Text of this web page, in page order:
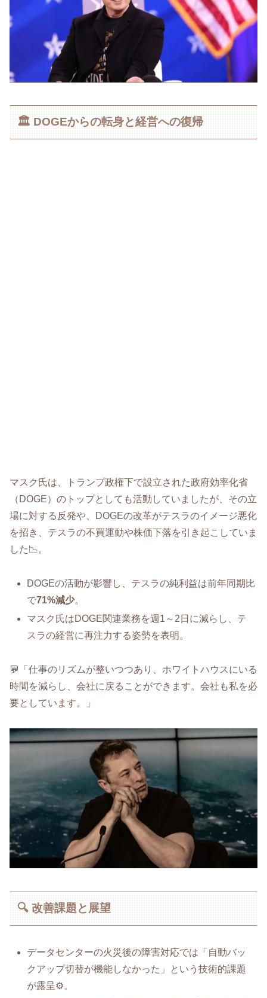
🏛️ DOGEからの転身と経営への復帰
マスク氏は、トランプ政権下で設立された政府効率化省
（DOGE）のトップとしても活動していましたが、その立
場に対する反発や、DOGEの改革がテスラのイメージ悪化
を招き、テスラの不買運動や株価下落を引き起こしていま
した📉。
DOGEの活動が影響し、テスラの純利益は前年同期比
で71%減少。
マスク氏はDOGE関連業務を週1～2日に減らし、テ
スラの経営に再注力する姿勢を表明。
💬「仕事のリズムが整いつつあり、ホワイトハウスにいる
時間を減らし、会社に戻ることができます。会社も私を必
要としています。」
🔍 改善課題と展望
データセンターの火災後の障害対応では「自動バッ
クアップ切替が機能しなかった」という技術的課題
が露呈⚙️。